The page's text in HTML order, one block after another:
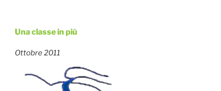
Pubblicato
Una classe in più
Ottobre 2011